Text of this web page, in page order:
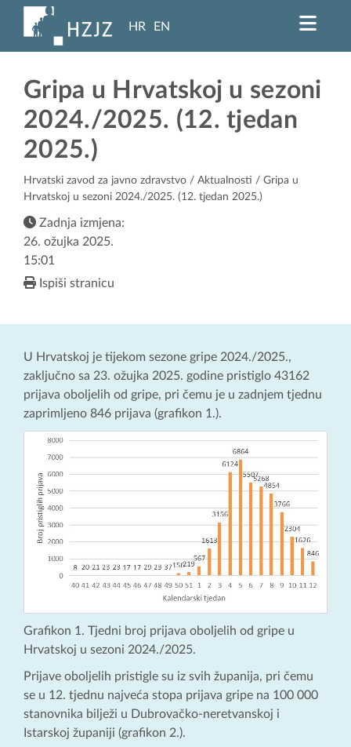
HR EN
Gripa u Hrvatskoj u sezoni
2024./2025. (12. tjedan
2025.)
Hrvatski zavod za javno zdravstvo / Aktualnosti / Gripa u
Hrvatskoj u sezoni 2024./2025. (12. tjedan 2025.)
Zadnja izmjena:
26. ožujka 2025.
15:01
Ispiši stranicu
U Hrvatskoj je tijekom sezone gripe 2024./2025.,
zaključno sa 23. ožujka 2025. godine pristiglo 43162
prijava oboljelih od gripe, pri čemu je u zadnjem tjednu
zaprimljeno 846 prijava (grafikon 1.).
Grafikon 1. Tjedni broj prijava oboljelih od gripe u
Hrvatskoj u sezoni 2024./2025.
Prijave oboljelih pristigle su iz svih županija, pri čemu
se u 12. tjednu najveća stopa prijava gripe na 100 000
stanovnika bilježi u Dubrovačko-neretvanskoj i
Istarskoj županiji (grafikon 2.).